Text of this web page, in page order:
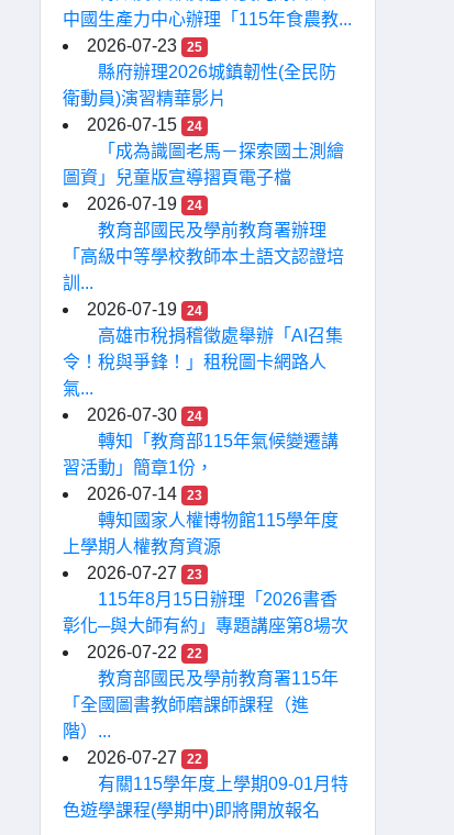
中國生產力中心辦理「115年食農教...
2026-07-23
25
縣府辦理2026城鎮韌性(全民防
衛動員)演習精華影片
2026-07-15
24
「成為識圖老馬－探索國土測繪
圖資」兒童版宣導摺頁電子檔
2026-07-19
24
教育部國民及學前教育署辦理
「高級中等學校教師本土語文認證培
訓...
2026-07-19
24
高雄市稅捐稽徵處舉辦「AI召集
令！稅與爭鋒！」租稅圖卡網路人
氣...
2026-07-30
24
轉知「教育部115年氣候變遷講
習活動」簡章1份，
2026-07-14
23
轉知國家人權博物館115學年度
上學期人權教育資源
2026-07-27
23
115年8月15日辦理「2026書香
彰化─與大師有約」專題講座第8場次
2026-07-22
22
教育部國民及學前教育署115年
「全國圖書教師磨課師課程（進
階）...
2026-07-27
22
有關115學年度上學期09-01月特
色遊學課程(學期中)即將開放報名